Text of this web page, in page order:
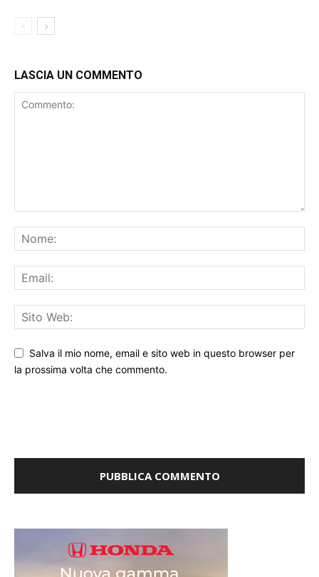
LASCIA UN COMMENTO
Salva il mio nome, email e sito web in questo browser per
la prossima volta che commento.